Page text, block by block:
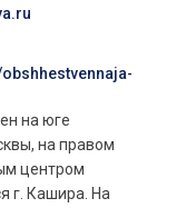
на юге
на правом
центром
г. Кашира. На